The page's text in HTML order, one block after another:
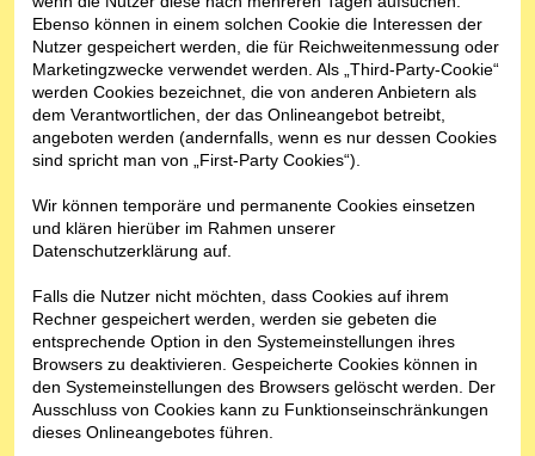
Ebenso können in einem solchen Cookie die Interessen der
Nutzer gespeichert werden, die für Reichweitenmessung oder
Marketingzwecke verwendet werden. Als „Third-Party-Cookie“
werden Cookies bezeichnet, die von anderen Anbietern als
dem Verantwortlichen, der das Onlineangebot betreibt,
angeboten werden (andernfalls, wenn es nur dessen Cookies
sind spricht man von „First-Party Cookies“).
Wir können temporäre und permanente Cookies einsetzen
und klären hierüber im Rahmen unserer
Datenschutzerklärung auf.
Falls die Nutzer nicht möchten, dass Cookies auf ihrem
Rechner gespeichert werden, werden sie gebeten die
entsprechende Option in den Systemeinstellungen ihres
Browsers zu deaktivieren. Gespeicherte Cookies können in
den Systemeinstellungen des Browsers gelöscht werden. Der
Ausschluss von Cookies kann zu Funktionseinschränkungen
dieses Onlineangebotes führen.